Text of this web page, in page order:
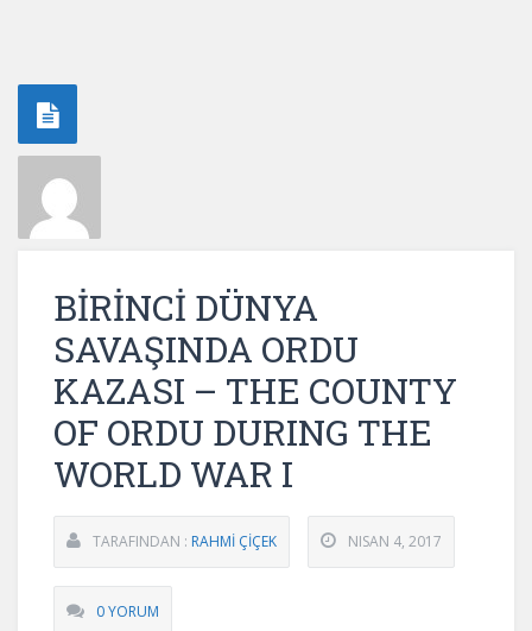
BİRİNCİ DÜNYA
SAVAŞINDA ORDU
KAZASI – THE COUNTY
OF ORDU DURING THE
WORLD WAR I
TARAFINDAN : RAHMİ ÇİÇEK NISAN 4, 2017
0 YORUM